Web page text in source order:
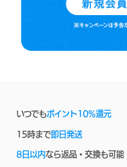
いつでもポイント10%還元
15時まで即日発送
8日以内なら返品・交換も可能